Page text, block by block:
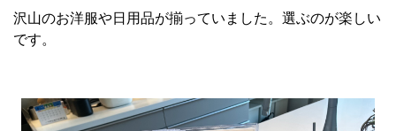
沢山のお洋服や日用品が揃っていました。選ぶのが楽しい
です。